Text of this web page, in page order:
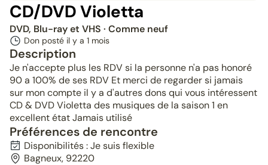
CD/DVD Violetta
DVD, Blu-ray et VHS · Comme neuf
Don posté il y a 1 mois
Description
Je n'accepte plus les RDV si la personne n'a pas honoré
90 a 100% de ses RDV Et merci de regarder si jamais
sur mon compte il y a d'autres dons qui vous intéressent
CD & DVD Violetta des musiques de la saison 1 en
excellent état Jamais utilisé
Préférences de rencontre
Disponibilités : Je suis flexible
Bagneux, 92220